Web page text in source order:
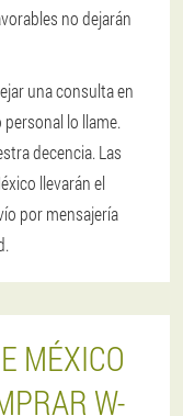
no dejarán
una consulta en
lo llame.
decencia. Las
llevarán el
por mensajería
MÉXICO
W-